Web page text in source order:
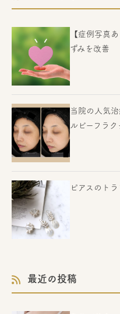
【症例写真
ずみを改善
当院の人気
ルビーフラク
ピアスのト
最近の投稿